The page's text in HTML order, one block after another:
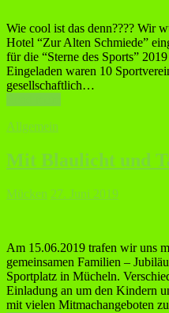
Wie cool ist das denn???? Wir
Hotel “Zur Alten Schmiede”
für die “Sterne des Sports”
Eingeladen waren 10
gesellschaftlich…
Allgemein
Mit Blaulicht und
Mücken 27. Juni 2019
Am 15.06.2019 trafen wir uns
gemeinsamen Familien –
Sportplatz in Mücheln.
Einladung an um den Kindern
mit vielen Mitmachangeboten